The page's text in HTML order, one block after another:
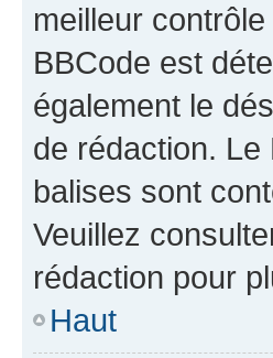
meilleur
BBCode est
également le
de rédaction. Le
balises sont
Veuillez
rédaction pour
Haut